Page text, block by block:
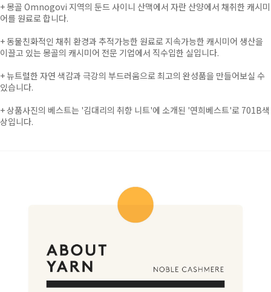
+몽골 Omnogovi 지역의 둔드 사이니 산맥에서 자란 산양에서 채취한 캐시미
어를 원료로 합니다.
+동물친화적인 채취 환경과 추적가능한 원료로 지속가능한 캐시미어 생산을
이끌고 있는 몽골의 캐시미어 전문 기업에서 직수입한 실입니다.
+뉴트럴한 자연 색감과 극강의 부드러움으로 최고의 완성품을 만들어보실 수
있습니다.
+ 상품사진의 베스트는 '김대리의 취향 니트'에 소개된 '연희베스트'로 701B색
상입니다.